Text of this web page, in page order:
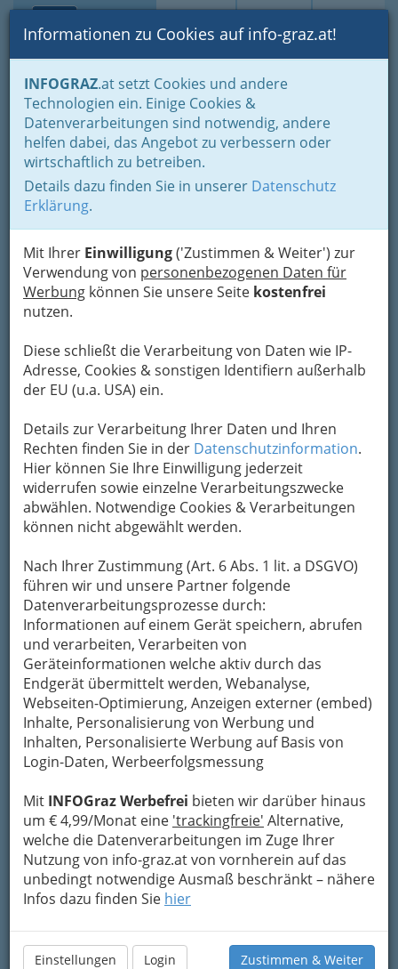
Suche Login Toggle
Informationen zu Cookies auf info-graz.at!
INFOGRAZ.at setzt Cookies und andere
Technologien ein. Einige Cookies &
Datenverarbeitungen sind notwendig, andere
helfen dabei, das Angebot zu verbessern oder
wirtschaftlich zu betreiben.
Details dazu finden Sie in unserer Datenschutz
Erklärung.
Mit Ihrer Einwilligung('Zustimmen & Weiter') zur
Verwendung von personenbezogenen Daten für
Werbung können Sie unsere Seite kostenfrei
nutzen.
Diese schließt die Verarbeitung von Daten wie IP-
Adresse, Cookies & sonstigen Identifiern außerhalb
der EU (u.a. USA) ein.
Details zur Verarbeitung Ihrer Daten und Ihren
Rechten finden Sie in der Datenschutzinformation.
Hier können Sie Ihre Einwilligung jederzeit
widerrufen sowie einzelne Verarbeitungszwecke
abwählen. Notwendige Cookies & Verarbeitungen
können nicht abgewählt werden.
Nach Ihrer Zustimmung (Art. 6 Abs. 1 lit. a DSGVO)
führen wir und unsere Partner folgende
Datenverarbeitungsprozesse durch:
Informationen auf einem Gerät speichern, abrufen
und verarbeiten, Verarbeiten von
Geräteinformationen welche aktiv durch das
Endgerät übermittelt werden, Webanalyse,
Webseiten-Optimierung, Anzeigen externer (embed)
Inhalte, Personalisierung von Werbung und
Inhalten, Personalisierte Werbung auf Basis von
Login-Daten, Werbeerfolgsmessung
Mit INFOGraz Werbefrei bieten wir darüber hinaus
um € 4,99/Monat eine 'trackingfreie' Alternative,
welche die Datenverarbeitungen im Zuge Ihrer
Nutzung von info-graz.at von vornherein auf das
unbedingt notwendige Ausmaß beschränkt – nähere
Infos dazu finden Sie hier
Einstellungen Login Zustimmen & Weiter
Home Fotos
Nach Locations gruppiert
KiStL – Komödianten in St. Leonhard: Geheimtipp im romantischen
Hinterhof
KiStL – Komödianten in St.
Leonhard: Geheimtipp im
romantischen Hinterhof
Jeder Besuch im ,profesionellen
Laientheater' KiStL führt zu einer
wahren Bereicherung
Man kann das KiStL natürlich auch wie ein Kistl
fotografieren – es hat dennoch Charme.
Das KiStL lebt von einer erfolgreichen
Kombination aus Laienschauspielern
und Darstellern mit professioneller
Schauspielausbildung.
Wenn man zum ersten Mal den Namen „KiStl“
hört, wird man vermutlich an vieles denken,
aber nicht primär an ein Hinterhoftheater.
Wobei Hinterhoftheater leicht abschätzig klingt